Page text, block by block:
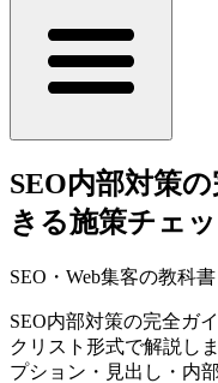
SEO内部対策
きる施策チェ
SEO・Web集客の教科書
SEO内部対策の完全ガ
クリスト形式で解説し
プション・見出し・内